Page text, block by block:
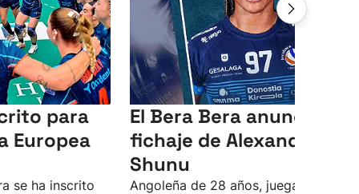
para
Europea
se ha inscrito
El Bera Bera anuncia el
fichaje de Alexandra
Shunu
Angoleña de 28 años, juega de lateral